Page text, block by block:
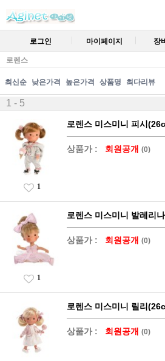
로그인 마이페이지 장
로렌스
최신순 낮은가격 높은가격 상품명 최다리뷰
1 - 5
로렌스 미스미니 피시
상품가 : 회원공개 (0)
1
로렌스 미스미니 발레리
상품가 : 회원공개 (0)
1
로렌스 미스미니 릴리
상품가 : 회원공개 (0)